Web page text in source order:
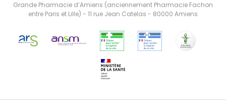
Grande Pharmacie d’Amiens (anciennement Pharmacie Fachon
entre Paris et Lille) - 11 rue Jean Catelas - 80000 Amiens